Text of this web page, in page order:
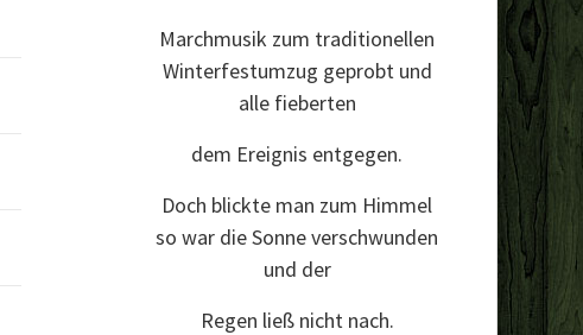
Marchmusik zum traditionellen
Winterfestumzug geprobt und
alle fieberten
dem Ereignis entgegen.
Doch blickte man zum Himmel
so war die Sonne verschwunden
und der
Regen ließ nicht nach.